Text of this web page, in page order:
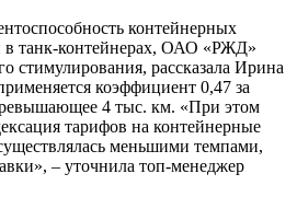
контейнерных
в танк-контейнерах, ОАО «РЖД»
стимулирования, рассказала Ирина
коэффициент 0,47 за
4 тыс. км. «При этом
тарифов на контейнерные
меньшими темпами,
– уточнила топ-менеджер